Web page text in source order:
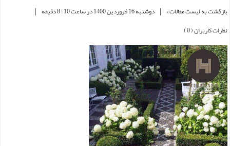
بازگشت به لیست مقالات » | دوشنبه 16 فروردین 1400 در ساعت 10 : 8 دقیقه |
نظرات کاربران ( 0 )